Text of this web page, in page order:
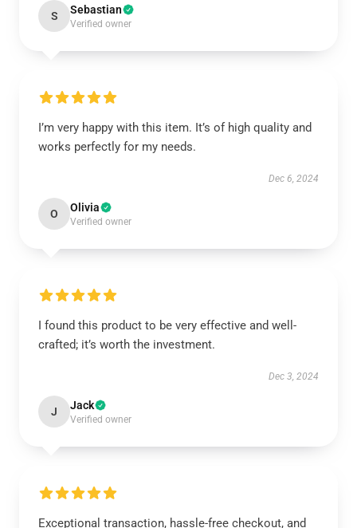
S Sebastian
Verified owner
I’m very happy with this item. It’s of high quality and
works perfectly for my needs.
Dec 6, 2024
O Olivia
Verified owner
I found this product to be very effective and well-
crafted; it’s worth the investment.
Dec 3, 2024
J Jack
Verified owner
Exceptional transaction, hassle-free checkout, and